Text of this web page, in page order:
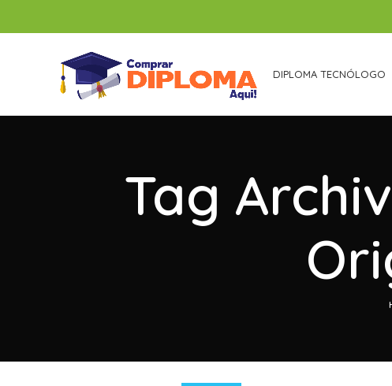
DIPLOMA TECNÓLOGO
Tag